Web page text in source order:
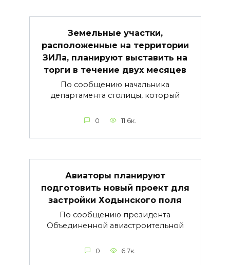
Земельные участки,
расположенные на территории
ЗИЛа, планируют выставить на
торги в течение двух месяцев
По сообщению начальника
департамента столицы, который
0 11.6к.
Авиаторы планируют
подготовить новый проект для
застройки Ходынского поля
По сообщению президента
Объединенной авиастроительной
0 6.7к.